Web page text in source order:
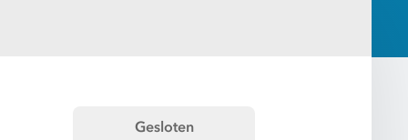
Gesloten